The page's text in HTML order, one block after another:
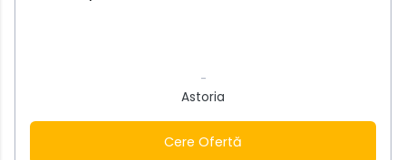
-
Astoria
Cere Ofertă